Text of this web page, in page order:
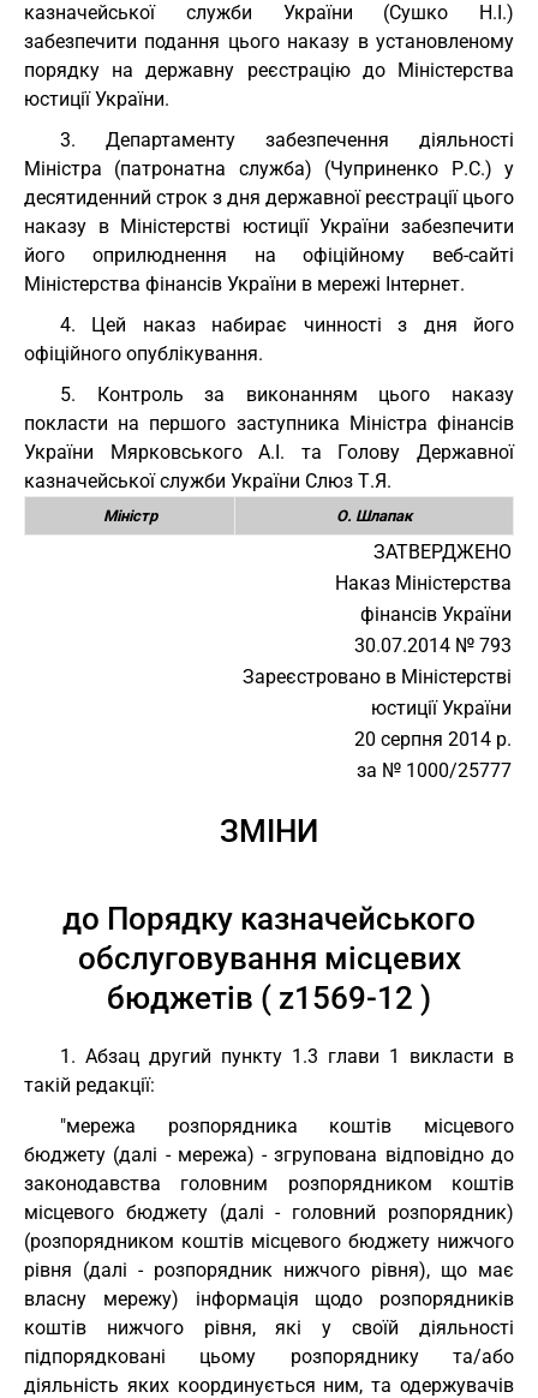
казначейської служби України (Сушко Н.І.)
забезпечити подання цього наказу в установленому
порядку на державну реєстрацію до Міністерства
юстиції України.
3. Департаменту забезпечення діяльності
Міністра (патронатна служба) (Чуприненко Р.С.) у
десятиденний строк з дня державної реєстрації цього
наказу в Міністерстві юстиції України забезпечити
його оприлюднення на офіційному веб-сайті
Міністерства фінансів України в мережі Інтернет.
4. Цей наказ набирає чинності з дня його
офіційного опублікування.
5. Контроль за виконанням цього наказу
покласти на першого заступника Міністра фінансів
України Мярковського А.І. та Голову Державної
казначейської служби України Слюз Т.Я.
Міністр О. Шлапак
ЗАТВЕРДЖЕНО
Наказ Міністерства
фінансів України
30.07.2014 № 793
Зареєстровано в Міністерстві
юстиції України
20 серпня 2014 р.
за № 1000/25777
ЗМІНИ
до Порядку казначейського
обслуговування місцевих
бюджетів ( z1569-12 )
1. Абзац другий пункту 1.3 глави 1 викласти в
такій редакції:
"мережа розпорядника коштів місцевого
бюджету (далі - мережа) - згрупована відповідно до
законодавства головним розпорядником коштів
місцевого бюджету (далі - головний розпорядник)
(розпорядником коштів місцевого бюджету нижчого
рівня (далі - розпорядник нижчого рівня), що має
власну мережу) інформація щодо розпорядників
коштів нижчого рівня, які у своїй діяльності
підпорядковані цьому розпоряднику та/або
діяльність яких координується ним, та одержувачів